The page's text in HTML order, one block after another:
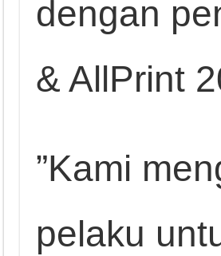
dengan
& AllPrint
”Kami
pelaku